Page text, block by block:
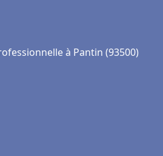
à Pantin (93500)